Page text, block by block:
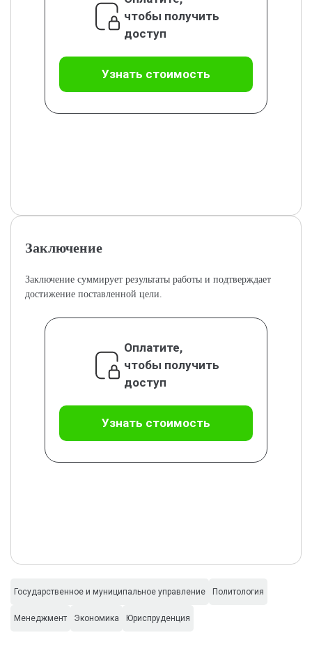
чтобы получить
доступ
Узнать стоимость
Заключение
Заключение суммирует результаты работы и подтверждает
достижение поставленной цели.
Оплатите,
чтобы получить
доступ
Узнать стоимость
Государственное и муниципальное управление Политология
Менеджмент Экономика Юриспруденция